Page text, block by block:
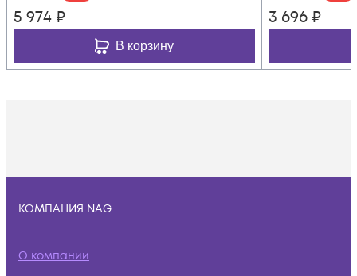
5 974 ₽
В корзину
3 696 ₽
КОМПАНИЯ NAG
О компании